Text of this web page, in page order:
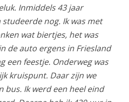
Inmiddels 43 jaar
studeerde nog. Ik was met
wat biertjes, het was
de auto ergens in Friesland
een feestje. Onderweg was
kruispunt. Daar zijn we
bus. Ik werd een heel eind